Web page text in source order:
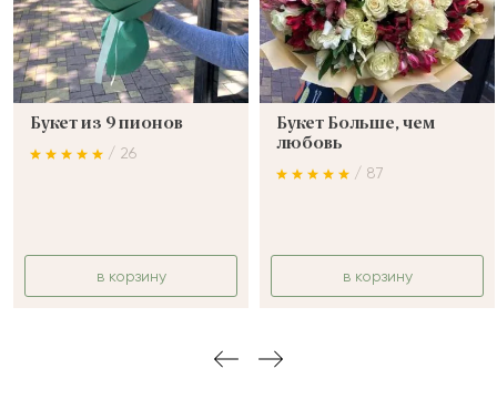
Букет из 9 пионов
/ 26
в корзину
Букет Больше, чем
любовь
/ 87
в корзину